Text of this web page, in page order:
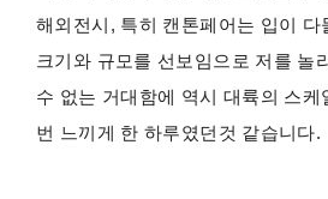
해외전시, 특히 캔톤페어는 입이 다
크기와 규모를 선보임으로 저를 놀
수 없는 거대함에 역시 대륙의 스
번 느끼게 한 하루였던것 같습니다.